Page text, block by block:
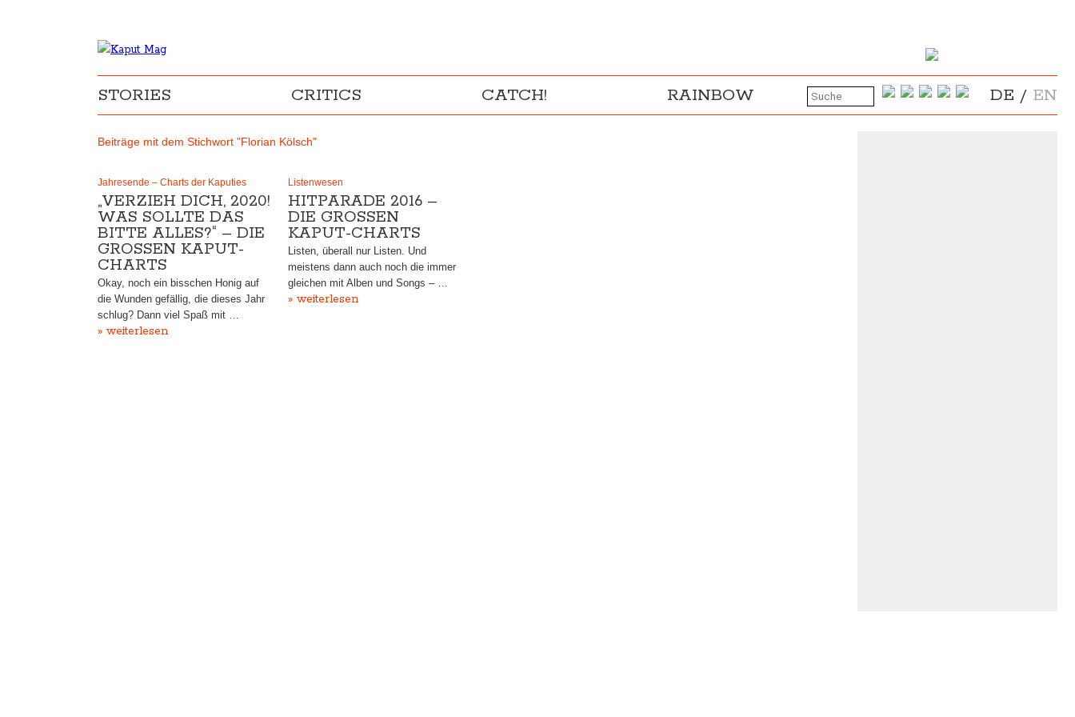
STORIES CRITICS CATCH! RAINBOW DE / EN
Beiträge mit dem Stichwort "Florian Kölsch"
Jahresende – Charts der Kaputies
„VERZIEH DICH, 2020!
WAS SOLLTE DAS
BITTE ALLES?“ – DIE
GROSSEN KAPUT-C
HARTS
Okay, noch ein bisschen Honig auf
die Wunden gefällig, die dieses Jahr
schlug? Dann viel Spaß mit …
» weiterlesen
Listenwesen
HITPARADE 2016 –
DIE GROSSEN K
APUT-CHARTS
Listen, überall nur Listen. Und
meistens dann auch noch die immer
gleichen mit Alben und Songs – …
» weiterlesen